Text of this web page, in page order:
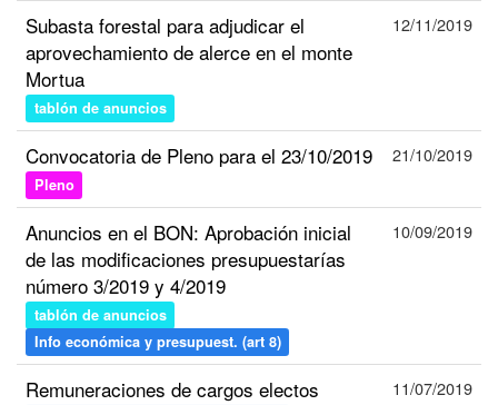
Subasta forestal para adjudicar el
aprovechamiento de alerce en el monte
Mortua
tablón de anuncios
12/11/2019
Convocatoria de Pleno para el 23/10/2019
Pleno
21/10/2019
Anuncios en el BON: Aprobación inicial
de las modificaciones presupuestarías
número 3/2019 y 4/2019
tablón de anuncios
Info económica y presupuest. (art 8)
10/09/2019
Remuneraciones de cargos electos 11/07/2019